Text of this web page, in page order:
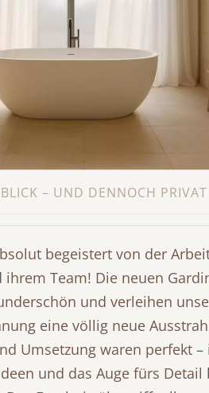
– UND DENNOCH PRIVAT
– UND DENNOCH PRIVAT
Sichtschutz in Weiß
Badezimmer haben
Gardine hinter der
umgesetzt. Der fließende
begeistert von der
ihrem Team! Die neuen
und verleihen
eine völlig neue
Umsetzung waren perfekt –
und das Auge fürs Detail